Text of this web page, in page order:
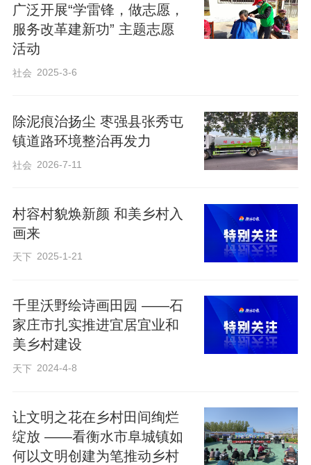
广泛开展“学雷锋，做志愿，
服务改革建新功” 主题志愿
活动
社会 2025-3-6
除泥痕治扬尘 枣强县张秀屯
镇道路环境整治再发力
社会 2026-7-11
村容村貌焕新颜 和美乡村入
画来
天下 2025-1-21
千里沃野绘诗画田园 ——石
家庄市扎实推进宜居宜业和
美乡村建设
天下 2024-4-8
让文明之花在乡村田间绚烂
绽放 ——看衡水市阜城镇如
何以文明创建为笔推动乡村